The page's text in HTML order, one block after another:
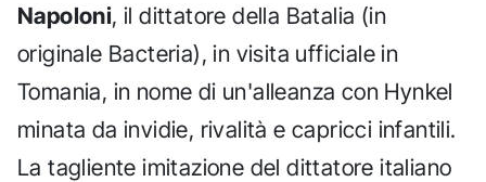
Napoloni, il dittatore della Batalia (in
originale Bacteria), in visita ufficiale in
Tomania, in nome di un'alleanza con Hynkel
minata da invidie, rivalità e capricci infantili.
La tagliente imitazione del dittatore italiano